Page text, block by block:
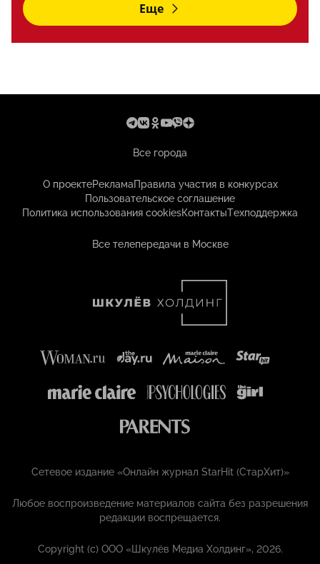
Еще
Все города
О проектеРекламаПравила участия в конкурсах
Пользовательское соглашение
Политика использования cookiesКонтактыТехподдержка
Все телепередачи в Москве
Сетевое издание «Онлайн журнал StarHit (СтарХит)»
Любое воспроизведение материалов сайта без разрешения
редакции воспрещается.
Copyright (с) ООО «Шкулёв Медиа Холдинг», 2026.